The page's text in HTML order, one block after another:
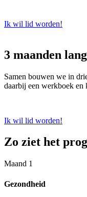
Ik wil lid worden!
3 maanden
Samen bouwen we in
daarbij een werkboek en
Ik wil lid worden!
Zo ziet het
Maand 1
Gezondheid